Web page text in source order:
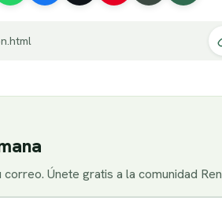
Únete gratis a la comunidad
electrónico